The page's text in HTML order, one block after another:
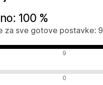
100 %
za sve gotove postavke: 9
9
recenzije 0